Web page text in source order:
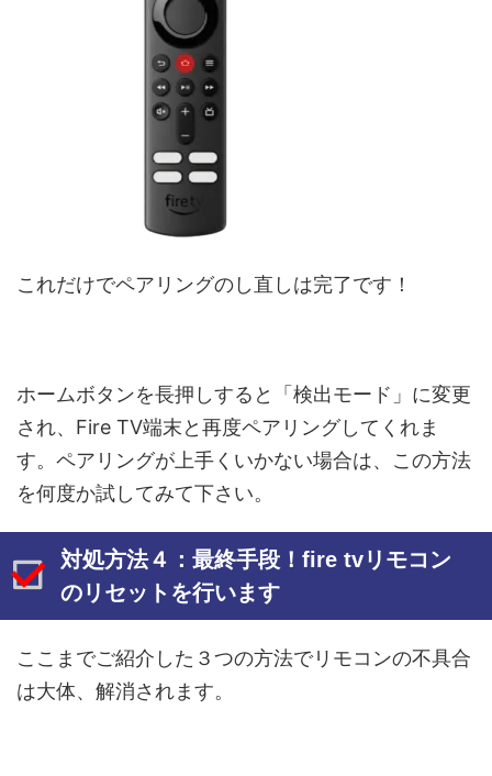
これだけでペアリングのし直しは完了です！
ホームボタンを長押しすると「検出モード」に変更
され、Fire TV端末と再度ペアリングしてくれま
す。ペアリングが上手くいかない場合は、この方法
を何度か試してみて下さい。
対処方法４：最終手段！fire tvリモコン
のリセットを行います
ここまでご紹介した３つの方法でリモコンの不具合
は大体、解消されます。